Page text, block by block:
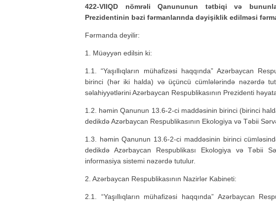
422-VIIQD nömrəli Qanununun tətbiqi və
Prezidentinin bəzi fərmanlarında dəyişiklik edilməsi
Fərmanda deyilir:
1. Müəyyən edilsin ki:
1.1. “Yaşıllıqların mühafizəsi haqqında” Azərbaycan
birinci (hər iki halda) və üçüncü cümlələrində nəzərdə
səlahiyyətlərini Azərbaycan Respublikasının Prezidenti
1.2. həmin Qanunun 13.6-2-ci maddəsinin birinci (birinci
dedikdə Azərbaycan Respublikasının Ekologiya və Təbii
1.3. həmin Qanunun 13.6-2-ci maddəsinin birinci
dedikdə Azərbaycan Respublikası Ekologiya və Təbii
informasiya sistemi nəzərdə tutulur.
2. Azərbaycan Respublikasının Nazirlər Kabineti:
2.1. “Yaşıllıqların mühafizəsi haqqında” Azərbaycan